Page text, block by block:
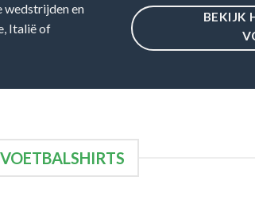
wedstrijden en
Italië of
BEKIJK